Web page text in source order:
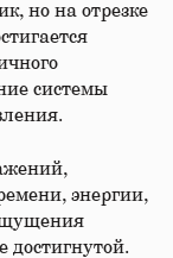
но на отрезке
системы
энергии,
достигнутой.